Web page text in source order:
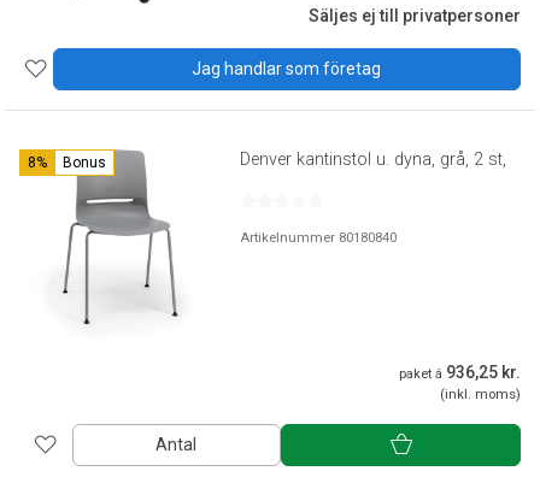
Säljes ej till privatpersoner
Jag handlar som företag
8% Bonus Denver kantinstol u. dyna, grå, 2 st,
Artikelnummer 80180840
paket á 936,25 kr.
(inkl. moms)
Antal